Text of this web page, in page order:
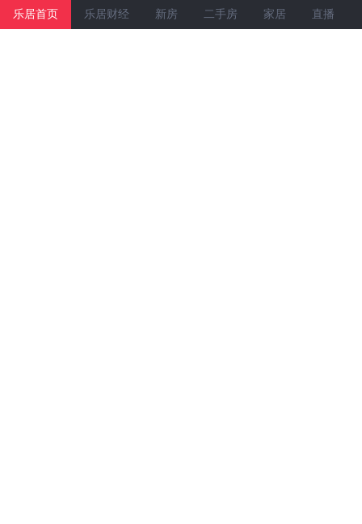
乐居首页 乐居财经 新房 二手房 家居 直播